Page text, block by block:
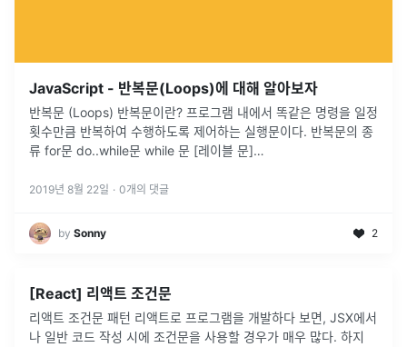
JavaScript - 반복문(Loops)에 대해 알아보자
반복문 (Loops) 반복문이란? 프로그램 내에서 똑같은 명령을 일정
횟수만큼 반복하여 수행하도록 제어하는 실행문이다. 반복문의 종
류 for문 do..while문 while 문 [레이블 문]
ide/Loopsanditeration
2019년 8월 22일 · 0개의 댓글
by Sonny 2
[React] 리액트 조건문
리액트 조건문 패턴 리액트로 프로그램을 개발하다 보면, JSX에서
나 일반 코드 작성 시에 조건문을 사용할 경우가 매우 많다. 하지